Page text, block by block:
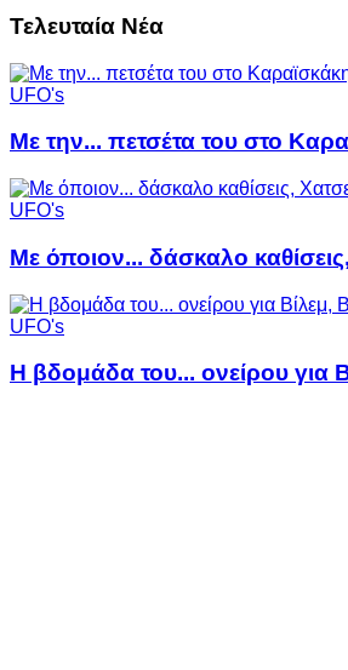
Τελευταία Νέα
UFO's
Με την... πετσέτα του στο
UFO's
Με όποιον... δάσκαλο
UFO's
Η βδομάδα του... ονείρου για